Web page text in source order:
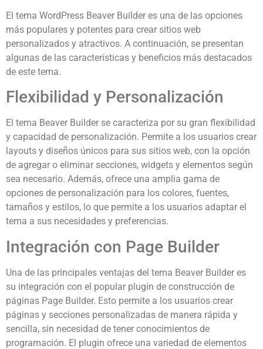
El tema WordPress Beaver Builder es una de las opciones
más populares y potentes para crear sitios web
personalizados y atractivos. A continuación, se presentan
algunas de las características y beneficios más destacados
de este tema.
Flexibilidad y Personalización
El tema Beaver Builder se caracteriza por su gran flexibilidad
y capacidad de personalización. Permite a los usuarios crear
layouts y diseños únicos para sus sitios web, con la opción
de agregar o eliminar secciones, widgets y elementos según
sea necesario. Además, ofrece una amplia gama de
opciones de personalización para los colores, fuentes,
tamaños y estilos, lo que permite a los usuarios adaptar el
tema a sus necesidades y preferencias.
Integración con Page Builder
Una de las principales ventajas del tema Beaver Builder es
su integración con el popular plugin de construcción de
páginas Page Builder. Esto permite a los usuarios crear
páginas y secciones personalizadas de manera rápida y
sencilla, sin necesidad de tener conocimientos de
programación. El plugin ofrece una variedad de elementos